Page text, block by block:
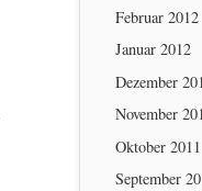
Februar 2012
Januar 2012
Dezember
November
Oktober 2011
September